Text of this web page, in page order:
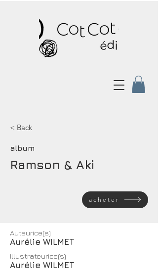
< Back
album
Ramson & Aki
acheter
Auteurice(s)
Aurélie WILMET
Illustrateurice(s)
Aurélie WILMET